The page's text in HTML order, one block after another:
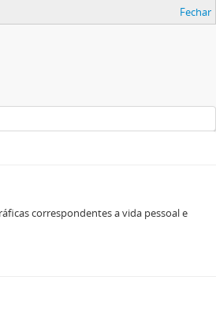
Fechar
correspondentes a vida pessoal e